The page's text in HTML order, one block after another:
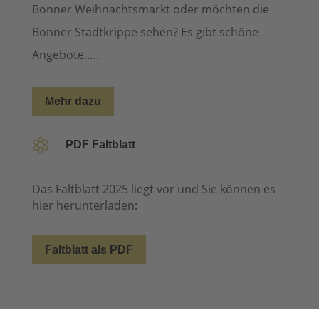
Bonner Weihnachtsmarkt oder möchten die
Bonner Stadtkrippe sehen? Es gibt schöne
Angebote…..
Mehr dazu
 PDF Faltblatt
Das Faltblatt 2025 liegt vor und Sie können es
hier herunterladen:
Faltblatt als PDF